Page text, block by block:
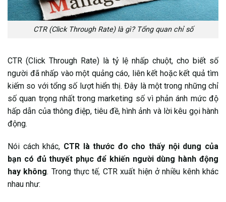
8. CTR cao nhưng không chuyển đổi
9. CTR cao có thể đến từ tệp không chất lượng
11. Không nên tối ưu CTR bằng mọi giá
12. CTR cần được đặt trong hệ sinh thái dữ liệu
CTR (Click Through Rate) là gì? Tổng quan chỉ số
CTR (Click Through Rate) là tỷ lệ nhấp chuột, cho biết số
người đã nhấp vào một quảng cáo, liên kết hoặc kết quả tìm
kiếm so với tổng số lượt hiển thị. Đây là một trong những chỉ
số quan trọng nhất trong marketing số vì phản ánh mức độ
hấp dẫn của thông điệp, tiêu đề, hình ảnh và lời kêu gọi hành
động.
Nói cách khác, CTR là thước đo cho thấy nội dung của
bạn có đủ thuyết phục để khiến người dùng hành động
hay không. Trong thực tế, CTR xuất hiện ở nhiều kênh khác
nhau như: